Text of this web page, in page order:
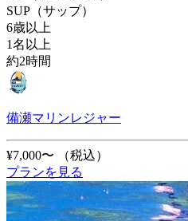
SUP（サップ）
6歳以上
1名以上
約2時間
備瀬マリンレジャー
¥7,000〜
（税込）
プランを見る